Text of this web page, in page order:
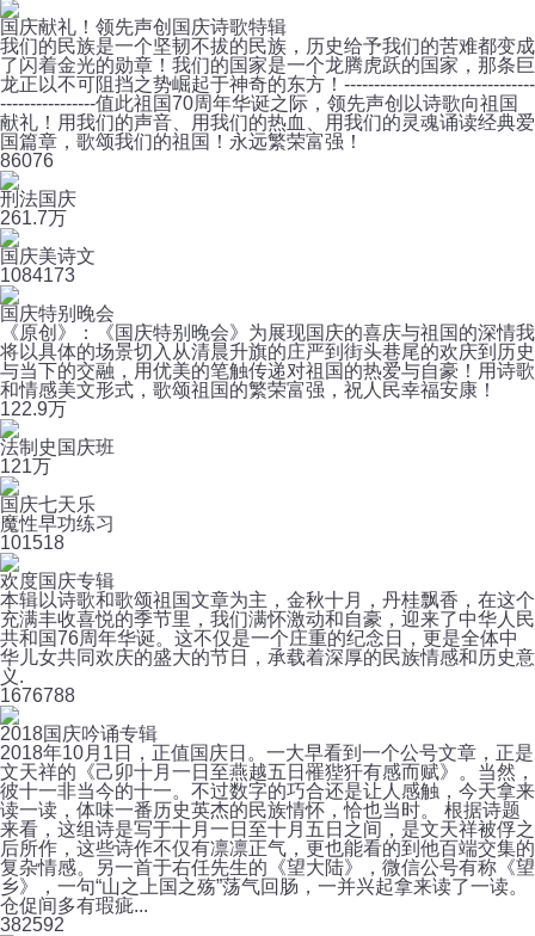
国庆献礼！领先声创国庆诗歌特辑
我们的民族是一个坚韧不拔的民族，历史给予我们的苦难都变成
了闪着金光的勋章！我们的国家是一个龙腾虎跃的国家，那条巨
龙正以不可阻挡之势崛起于神奇的东方！--------------------------------
----------------值此祖国70周年华诞之际，领先声创以诗歌向祖国
献礼！用我们的声音、用我们的热血、用我们的灵魂诵读经典爱
国篇章，歌颂我们的祖国！永远繁荣富强！
86076
刑法国庆
261.7万
国庆美诗文
1084173
国庆特别晚会
《原创》：《国庆特别晚会》为展现国庆的喜庆与祖国的深情我
将以具体的场景切入从清晨升旗的庄严到街头巷尾的欢庆到历史
与当下的交融，用优美的笔触传递对祖国的热爱与自豪！用诗歌
和情感美文形式，歌颂祖国的繁荣富强，祝人民幸福安康！
122.9万
法制史国庆班
121万
国庆七天乐
魔性早功练习
101518
欢度国庆专辑
本辑以诗歌和歌颂祖国文章为主，金秋十月，丹桂飘香，在这个
充满丰收喜悦的季节里，我们满怀激动和自豪，迎来了中华人民
共和国76周年华诞。这不仅是一个庄重的纪念日，更是全体中
华儿女共同欢庆的盛大的节日，承载着深厚的民族情感和历史意
义.
1676788
2018国庆吟诵专辑
2018年10月1日，正值国庆日。一大早看到一个公号文章，正是
文天祥的《己卯十月一日至燕越五日罹狴犴有感而赋》。当然，
彼十一非当今的十一。不过数字的巧合还是让人感触，今天拿来
读一读，体味一番历史英杰的民族情怀，恰也当时。 根据诗题
来看，这组诗是写于十月一日至十月五日之间，是文天祥被俘之
后所作，这些诗作不仅有凛凛正气，更也能看的到他百端交集的
复杂情感。另一首于右任先生的《望大陆》，微信公号有称《望
乡》，一句“山之上国之殇”荡气回肠，一并兴起拿来读了一读。
仓促间多有瑕疵...
382592